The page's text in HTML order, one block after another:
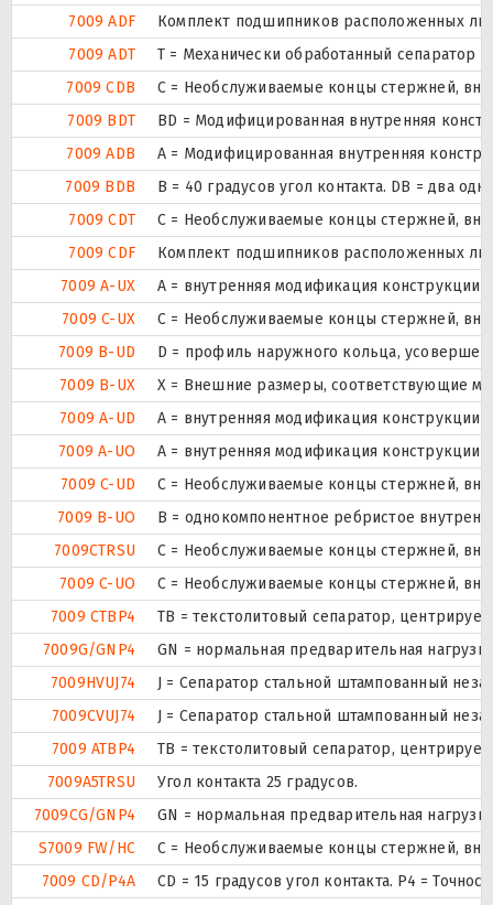
7009 ADF
Комплект подшипников расположенных
7009 ADT
T = Механически обработанный сепаратор
7009 CDB
С = Необслуживаемые концы стержней,
7009 BDT
BD = Модифицированная внутренняя
7009 ADB
A = Модифицированная внутренняя
7009 BDB
B = 40 градусов угол контакта. DB = два
7009 CDT
С = Необслуживаемые концы стержней,
7009 CDF
Комплект подшипников расположенных
7009 A-UX
A = внутренняя модификация конструкции.
7009 C-UX
С = Необслуживаемые концы стержней,
7009 B-UD
D = профиль наружного кольца,
7009 B-UX
X = Внешние размеры, соответствующие
7009 A-UD
A = внутренняя модификация конструкции.
7009 A-UO
A = внутренняя модификация конструкции.
7009 C-UD
С = Необслуживаемые концы стержней,
7009 B-UO
B = однокомпонентное ребристое
7009CTRSU
С = Необслуживаемые концы стержней,
7009 C-UO
С = Необслуживаемые концы стержней,
7009 CTBP4
ТВ = текстолитовый сепаратор,
7009G/GNP4
GN = нормальная предварительная
7009HVUJ74
J = Сепаратор стальной штампованный
7009CVUJ74
J = Сепаратор стальной штампованный
7009 ATBP4
ТВ = текстолитовый сепаратор,
7009A5TRSU
Угол контакта 25 градусов.
7009CG/GNP4
GN = нормальная предварительная
S7009 FW/HC
С = Необслуживаемые концы стержней,
7009 CD/P4A
CD = 15 градусов угол контакта. P4 =